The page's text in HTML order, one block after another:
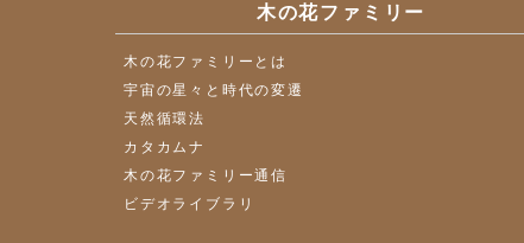
木の花ファミリー
木の花ファミリーとは
宇宙の星々と時代の変遷
天然循環法
カタカムナ
木の花ファミリー通信
ビデオライブラリ